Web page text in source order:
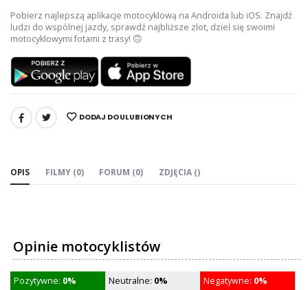
Pobierz najlepszą aplikacje motocyklową na Androida lub iOS. Znajdź
ludzi do wspólnej jazdy, sprawdź najbliższe zlot, dziel się swoimi
motocyklowymi fotami z trasy! 🙃
UDOSTĘPNIJ: DODAJ DO ULUBIONYCH
OPIS FILMY (0) FORUM (0) ZDJĘCIA ()
Opinie motocyklistów
Pozytywne: 0% Neutralne: 0% Negatywne: 0%